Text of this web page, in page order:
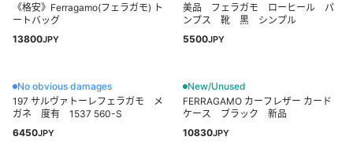
《格安》Ferragamo(フェラガモ) ト
ートバッグ
13800JPY
美品 フェラガモ ローヒール パ
ンプス 靴 黒 シンプル
5500JPY
No obvious damages
197 サルヴァトーレフェラガモ メ
ガネ 度有 1537 560-S
6450JPY
New/Unused
FERRAGAMO カーフレザー カード
ケース ブラック 新品
10830JPY